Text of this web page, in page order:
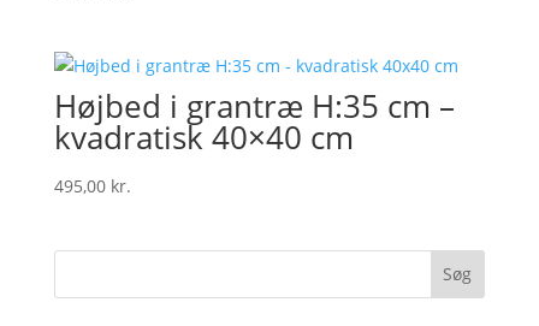
Højbed i grantræ H:35 cm –
kvadratisk 40×40 cm
495,00 kr.
Søg